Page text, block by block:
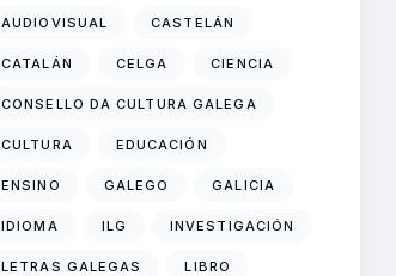
AUDIOVISUAL CASTELÁN
CATALÁN CELGA CIENCIA
CONSELLO DA CULTURA GALEGA
CULTURA EDUCACIÓN
ENSINO GALEGO GALICIA
IDIOMA ILG INVESTIGACIÓN
LETRAS GALEGAS LIBRO